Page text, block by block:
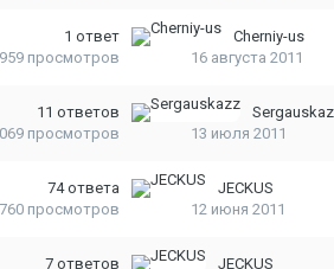
1 ответ
просмотров
Cherniy-us
16 августа 2011
11 ответов
просмотров
13 июля 2011
74 ответа
просмотров
JECKUS
12 июня 2011
7 ответов
JECKUS